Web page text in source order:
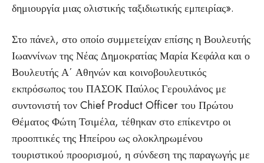
δημιουργία μιας ολιστικής ταξιδιωτικής εμπειρίας».
Στο πάνελ, στο οποίο συμμετείχαν επίσης η Βουλευτής
Ιωαννίνων της Νέας Δημοκρατίας Μαρία Κεφάλα και ο
Βουλευτής Α΄ Αθηνών και κοινοβουλευτικός
εκπρόσωπος του ΠΑΣΟΚ Παύλος Γερουλάνος με
συντονιστή τον Chief Product Officer του Πρώτου
Θέματος Φώτη Τσιμέλα, τέθηκαν στο επίκεντρο οι
προοπτικές της Ηπείρου ως ολοκληρωμένου
τουριστικού προορισμού, η σύνδεση της παραγωγής με